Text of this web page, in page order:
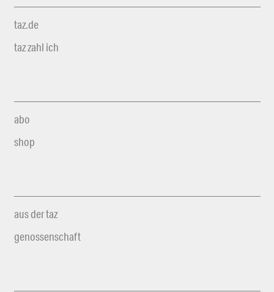
taz.de
taz zahl ich
abo
shop
aus der taz
genossenschaft